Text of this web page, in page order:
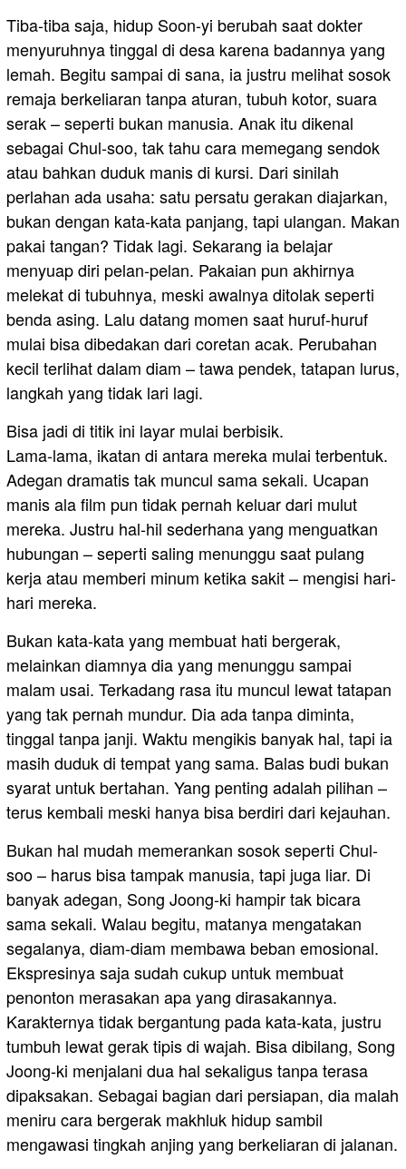
Tiba-tiba saja, hidup Soon-yi berubah saat dokter
menyuruhnya tinggal di desa karena badannya yang
lemah. Begitu sampai di sana, ia justru melihat sosok
remaja berkeliaran tanpa aturan, tubuh kotor, suara
serak – seperti bukan manusia. Anak itu dikenal
sebagai Chul-soo, tak tahu cara memegang sendok
atau bahkan duduk manis di kursi. Dari sinilah
perlahan ada usaha: satu persatu gerakan diajarkan,
bukan dengan kata-kata panjang, tapi ulangan. Makan
pakai tangan? Tidak lagi. Sekarang ia belajar
menyuap diri pelan-pelan. Pakaian pun akhirnya
melekat di tubuhnya, meski awalnya ditolak seperti
benda asing. Lalu datang momen saat huruf-huruf
mulai bisa dibedakan dari coretan acak. Perubahan
kecil terlihat dalam diam – tawa pendek, tatapan lurus,
langkah yang tidak lari lagi.
Bisa jadi di titik ini layar mulai berbisik.
Lama-lama, ikatan di antara mereka mulai terbentuk.
Adegan dramatis tak muncul sama sekali. Ucapan
manis ala film pun tidak pernah keluar dari mulut
mereka. Justru hal-hil sederhana yang menguatkan
hubungan – seperti saling menunggu saat pulang
kerja atau memberi minum ketika sakit – mengisi hari-
hari mereka.
Bukan kata-kata yang membuat hati bergerak,
melainkan diamnya dia yang menunggu sampai
malam usai. Terkadang rasa itu muncul lewat tatapan
yang tak pernah mundur. Dia ada tanpa diminta,
tinggal tanpa janji. Waktu mengikis banyak hal, tapi ia
masih duduk di tempat yang sama. Balas budi bukan
syarat untuk bertahan. Yang penting adalah pilihan –
terus kembali meski hanya bisa berdiri dari kejauhan.
Bukan hal mudah memerankan sosok seperti Chul-
soo – harus bisa tampak manusia, tapi juga liar. Di
banyak adegan, Song Joong-ki hampir tak bicara
sama sekali. Walau begitu, matanya mengatakan
segalanya, diam-diam membawa beban emosional.
Ekspresinya saja sudah cukup untuk membuat
penonton merasakan apa yang dirasakannya.
Karakternya tidak bergantung pada kata-kata, justru
tumbuh lewat gerak tipis di wajah. Bisa dibilang, Song
Joong-ki menjalani dua hal sekaligus tanpa terasa
dipaksakan. Sebagai bagian dari persiapan, dia malah
meniru cara bergerak makhluk hidup sambil
mengawasi tingkah anjing yang berkeliaran di jalanan.